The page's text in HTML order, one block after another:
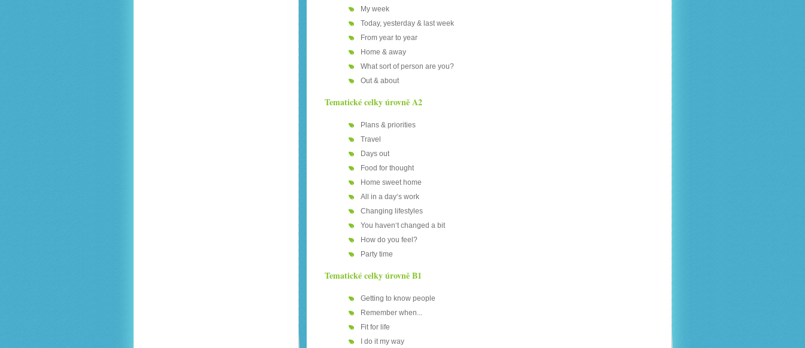
My week
Today, yesterday & last week
From year to year
Home & away
What sort of person are you?
Out & about
Tematické celky úrovně A2
Plans & priorities
Travel
Days out
Food for thought
Home sweet home
All in a day‘s work
Changing lifestyles
You haven‘t changed a bit
How do you feel?
Party time
Tematické celky úrovně B1
Getting to know people
Remember when...
Fit for life
I do it my way